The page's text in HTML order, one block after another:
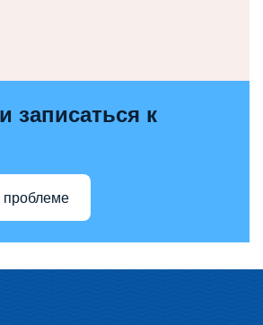
записаться к
проблеме